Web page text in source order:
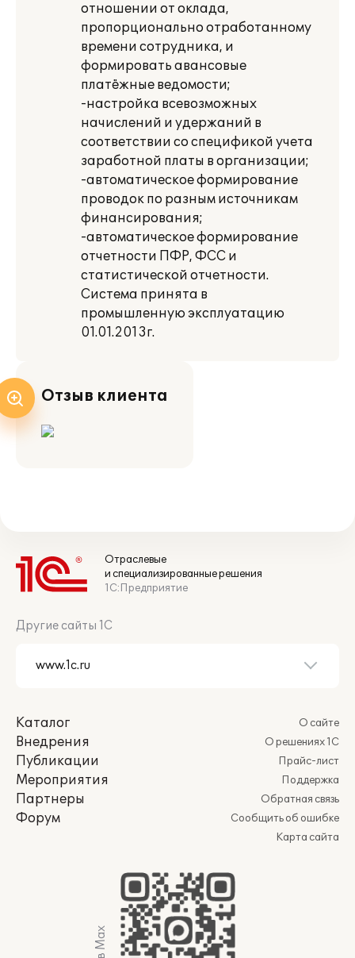
отношении от оклада,
пропорционально отработанному
времени сотрудника, и
формировать авансовые
платёжные ведомости;
-настройка всевозможных
начислений и удержаний в
соответствии со спецификой учета
заработной платы в организации;
-автоматическое формирование
проводок по разным источникам
финансирования;
-автоматическое формирование
отчетности ПФР, ФСС и
статистической отчетности.
Система принята в
промышленную эксплуатацию
01.01.2013г.
Отзыв клиента
Отраслевые
и специализированные решения
1С:Предприятие
Другие сайты 1С
Каталог
Внедрения
Публикации
Мероприятия
Партнеры
Форум
О сайте
О решениях 1С
Прайс-лист
Поддержка
Обратная связь
Сообщить об ошибке
Карта сайта